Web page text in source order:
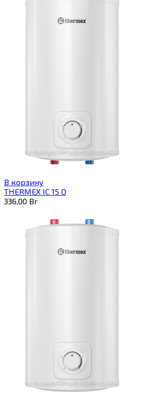
В корзину
THERMEX IC 15 O
336,00 Br